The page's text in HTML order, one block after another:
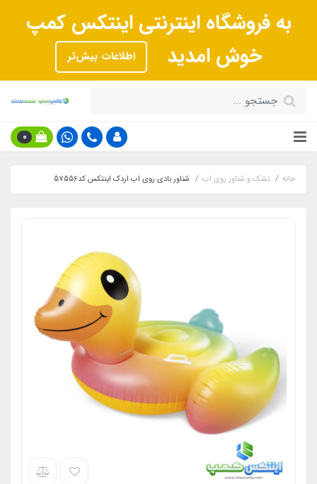
به فروشگاه اینترنتی اینتکس کمپ
خوش امدید
اطلاعات بیش‌تر
0
خانه تشک و شناور روی اب شناور بادی روی اب اردک اینتکس کد57556